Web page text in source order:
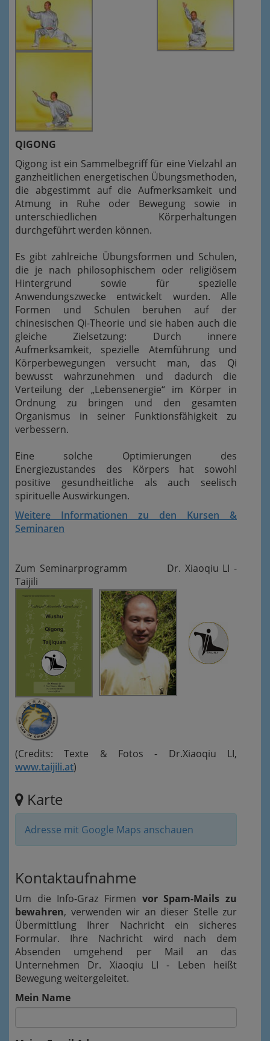
QIGONG
Qigong ist ein Sammelbegriff für eine Vielzahl an
ganzheitlichen energetischen Übungsmethoden,
die abgestimmt auf die Aufmerksamkeit und
Atmung in Ruhe oder Bewegung sowie in
unterschiedlichen Körperhaltungen
durchgeführt werden können.
Es gibt zahlreiche Übungsformen und Schulen,
die je nach philosophischem oder religiösem
Hintergrund sowie für spezielle
Anwendungszwecke entwickelt wurden. Alle
Formen und Schulen beruhen auf der
chinesischen Qi-Theorie und sie haben auch die
gleiche Zielsetzung: Durch innere
Aufmerksamkeit, spezielle Atemführung und
Körperbewegungen versucht man, das Qi
bewusst wahrzunehmen und dadurch die
Verteilung der „Lebensenergie“ im Körper in
Ordnung zu bringen und den gesamten
Organismus in seiner Funktionsfähigkeit zu
verbessern.
Eine solche Optimierungen des
Energiezustandes des Körpers hat sowohl
positive gesundheitliche als auch seelisch
spirituelle Auswirkungen.
Weitere Informationen zu den Kursen &
Seminaren
Zum Seminarprogramm Dr. Xiaoqiu LI -
Taijili
(Credits: Texte & Fotos - Dr.Xiaoqiu LI,
www.taijili.at)
Karte
Adresse mit Google Maps anschauen
Kontaktaufnahme
Um die Info-Graz Firmen vor Spam-Mails zu
bewahren, verwenden wir an dieser Stelle zur
Übermittlung Ihrer Nachricht ein sicheres
Formular. Ihre Nachricht wird nach dem
Absenden umgehend per Mail an das
Unternehmen Dr. Xiaoqiu LI - Leben heißt
Bewegung weitergeleitet.
Mein Name